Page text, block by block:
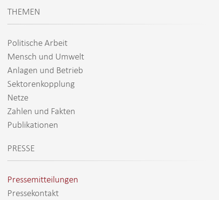
THEMEN
Politische Arbeit
Mensch und Umwelt
Anlagen und Betrieb
Sektorenkopplung
Netze
Zahlen und Fakten
Publikationen
PRESSE
Pressemitteilungen
Pressekontakt